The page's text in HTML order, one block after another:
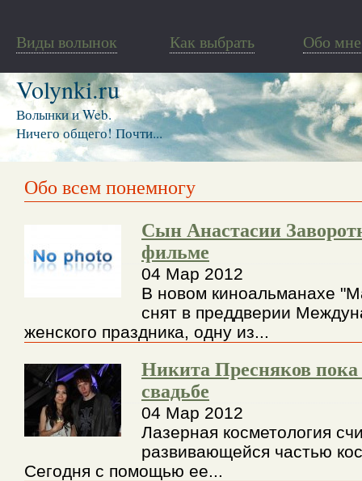
Виды волынок Как выбрать Обо мне
Volynki.ru
Волынки и Web.
Ничего общего! Почти...
Обо всем понемногу
Сын Анастасии
фильме
04 Мар 2012
В новом киноальманахе
снят в преддверии
женского праздника, одну из...
Никита Пресняков пока
свадьбе
04 Мар 2012
Лазерная косметология
развивающейся частью
Сегодня с помощью ее...